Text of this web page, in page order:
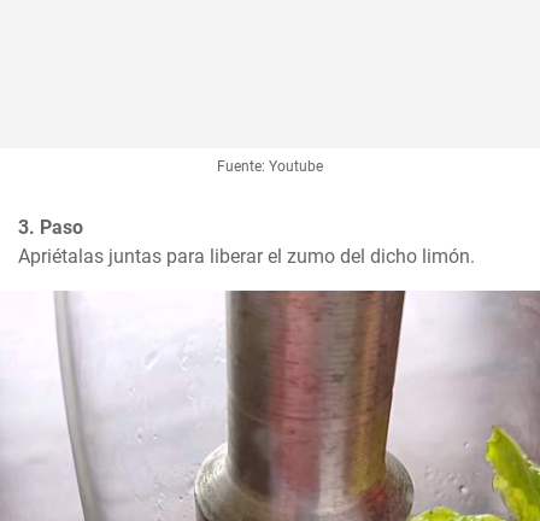
Fuente: Youtube
3. Paso
Apriétalas juntas para liberar el zumo del dicho limón.